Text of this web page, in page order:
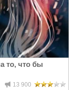
то, что бы
13 900